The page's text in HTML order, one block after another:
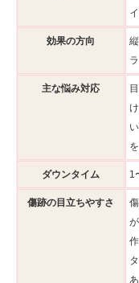
効果の方向
主な悩み対応
ダウンタイム 1
傷跡の目立ちやすさ